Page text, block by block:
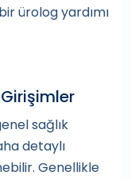
ürolog yardımı
sağlık
detaylı
Genellikle